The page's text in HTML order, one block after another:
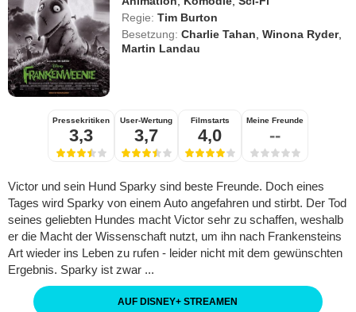
Regie: Tim Burton
Besetzung: Charlie Tahan ,Winona Ryder,
Martin Landau
Pressekritiken
3,3
User-Wertung
3,7
Filmstarts
4,0
Meine Freunde
--
Victor und sein Hund Sparky sind beste Freunde. Doch eines
Tages wird Sparky von einem Auto angefahren und stirbt. Der Tod
seines geliebten Hundes macht Victor sehr zu schaffen, weshalb
er die Macht der Wissenschaft nutzt, um ihn nach Frankensteins
Art wieder ins Leben zu rufen - leider nicht mit dem gewünschten
Ergebnis. Sparky ist zwar ...
AUF DISNEY+ STREAMEN